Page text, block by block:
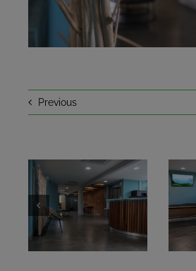
EN CE MOMENT
RÉSERVER
Previous